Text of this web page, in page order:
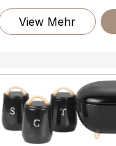
View Mehr